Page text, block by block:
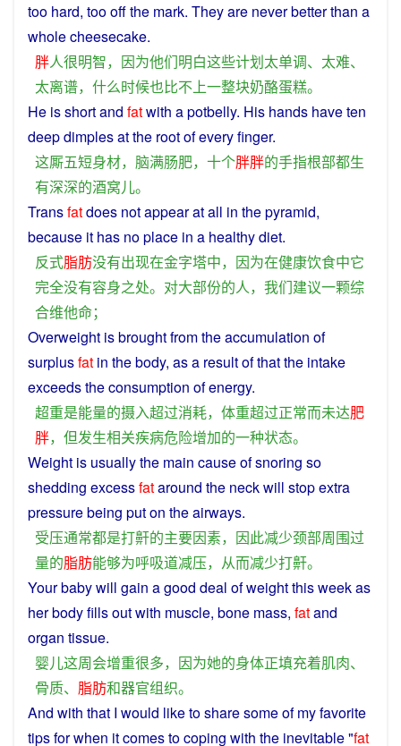
too hard, toooffthe mark. Theyare never betterthan a
wholecheesecake.
胖人很明智， 因为他们明白这些计划太单调、 太难、
太离谱， 什么时候也比不上一整块奶酪蛋糕。
He is short and fatwith apotbelly. His hands haveten
deepdimplesatthe rootofeveryfinger.
这厮五短身材， 脑满肠肥， 十个胖胖的手指根部都生
有深深的酒窝儿。
Transfatdoes notappearatall in thepyramid,
because it has noplace in a healthydiet.
反式脂肪没有出现在金字塔中， 因为在健康饮食中它
完全没有容身之处。 对大部份的人， 我们建议一颗综
合维他命；
Overweight isbrought from the accumulation of
surplusfat in thebody, asa resultof that the intake
exceedstheconsumption ofenergy.
超重是能量的摄入超过消耗， 体重超过正常而未达肥
胖， 但发生相关疾病危险增加的一种状态。
Weight is usuallythe main causeofsnoring so
shedding excessfataround the neckwill stop extra
pressurebeing put on the airways.
受压通常都是打鼾的主要因素， 因此减少颈部周围过
量的脂肪能够为呼吸道减压， 从而减少打鼾。
Yourbabywill gain agood deal ofweightthisweekas
herbodyfillsoutwith muscle, bone mass, fatand
organ tissue.
婴儿这周会增重很多， 因为她的身体正填充着肌肉、
骨质、 脂肪和器官组织。
And with that I would liketosharesomeof myfavorite
tipsforwhen itcomes tocoping with the inevitable"fat